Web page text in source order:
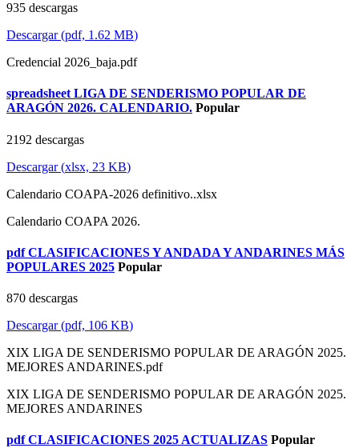
935 descargas
Descargar(pdf, 1.62 MB)
Credencial 2026_baja.pdf
spreadsheet LIGA DE SENDERISMO POPULAR DE
ARAGÓN 2026. CALENDARIO. Popular
2192 descargas
Descargar(xlsx, 23 KB)
Calendario COAPA-2026 definitivo..xlsx
Calendario COAPA 2026.
pdf CLASIFICACIONES Y ANDADA Y ANDARINES MÁS
POPULARES 2025 Popular
870 descargas
Descargar(pdf, 106 KB)
XIX LIGA DE SENDERISMO POPULAR DE ARAGÓN 2025.
MEJORES ANDARINES.pdf
XIX LIGA DE SENDERISMO POPULAR DE ARAGÓN 2025.
MEJORES ANDARINES
pdf CLASIFICACIONES 2025 ACTUALIZAS Popular